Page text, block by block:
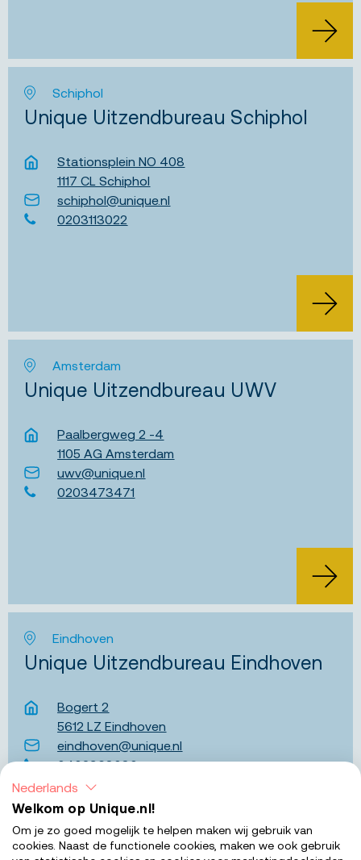
Schiphol
Unique Uitzendbureau Schiphol
Stationsplein NO 408
1117 CL Schiphol
schiphol@unique.nl
0203113022
Amsterdam
Unique Uitzendbureau UWV
Paalbergweg 2 -4
1105 AG Amsterdam
uwv@unique.nl
0203473471
Eindhoven
Unique Uitzendbureau Eindhoven
Bogert 2
5612 LZ Eindhoven
eindhoven@unique.nl
0402968080
Nederlands
Welkom op Unique.nl!
Om je zo goed mogelijk te helpen maken wij gebruik van
cookies. Naast de functionele cookies, maken we ook gebruik